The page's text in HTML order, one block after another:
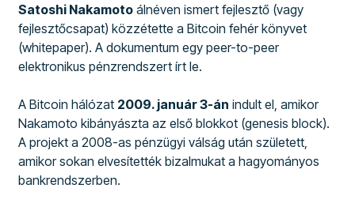
Satoshi Nakamoto álnéven ismert fejlesztő (vagy
fejlesztőcsapat) közzétette a Bitcoin fehér könyvet
(whitepaper). A dokumentum egy peer-to-peer
elektronikus pénzrendszert írt le.
A Bitcoin hálózat 2009. január 3-án indult el, amikor
Nakamoto kibányászta az első blokkot (genesis block).
A projekt a 2008-as pénzügyi válság után született,
amikor sokan elvesítették bizalmukat a hagyományos
bankrendszerben.